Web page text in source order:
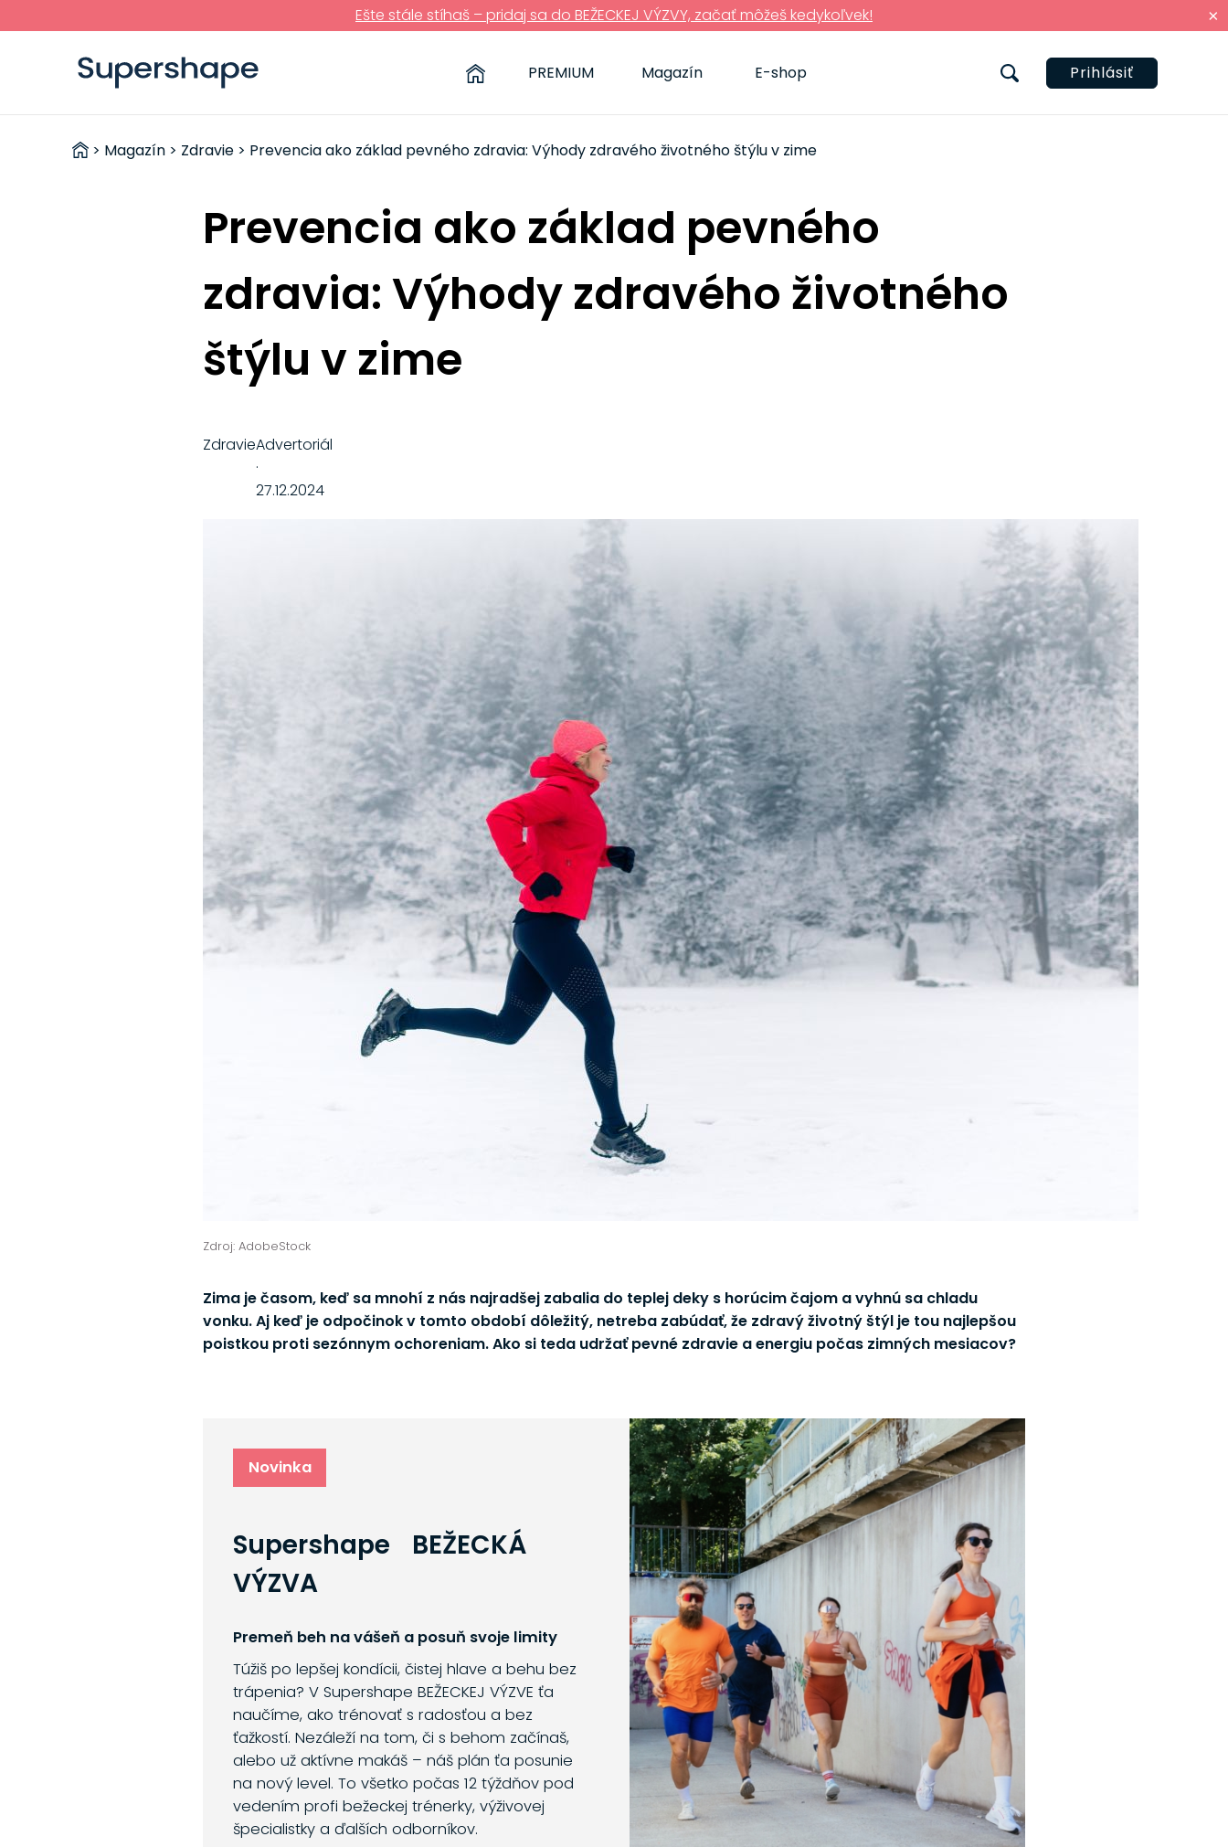
×
Ešte stále stíhaš – pridaj sa do BEŽECKEJ VÝZVY, začať môžeš kedykoľvek!
Prihlásiť
PREMIUM Magazín E-shop
ZDRAVÉ
> Magazín > Zdravie > Prevencia ako základ pevného zdravia: Výhody zdravého životného štýlu v zime
Prevencia ako základ pevného
zdravia: Výhody zdravého životného
štýlu v zime
Zdroj: AdobeStock
Zima je časom, keď sa mnohí z nás najradšej zabalia do teplej deky s horúcim čajom a vyhnú sa chladu
vonku. Aj keď je odpočinok v tomto období dôležitý, netreba zabúdať, že zdravý životný štýl je tou najlepšou
poistkou proti sezónnym ochoreniam. Ako si teda udržať pevné zdravie a energiu počas zimných mesiacov?
Novinka
Supershape BEŽECKÁ
VÝZVA
Premeň beh na vášeň a posuň svoje limity
Túžiš po lepšej kondícii, čistej hlave a behu bez
trápenia? V Supershape BEŽECKEJ VÝZVE ťa
naučíme, ako trénovať s radosťou a bez
ťažkostí. Nezáleží na tom, či s behom začínaš,
alebo už aktívne makáš – náš plán ťa posunie
na nový level. To všetko počas 12 týždňov pod
vedením profi bežeckej trénerky, výživovej
špecialistky a ďalších odborníkov.
ZdravieAdvertoriál
·
27.12.2024